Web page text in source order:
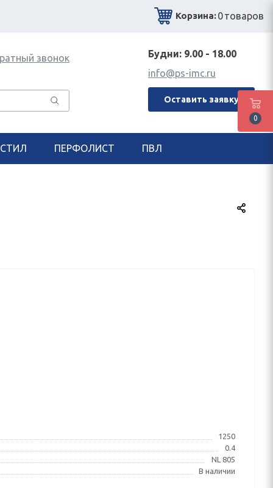
Корзина:0товаров
звонок
Будни: 9.00 - 18.00
info@ps-imc.ru
Оставить заявку
ПЕРФОЛИСТ ПВЛ
1250
0.4
NL 805
В наличии
0